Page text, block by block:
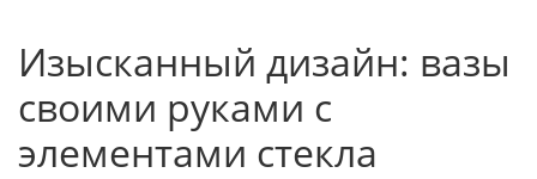
Изысканный дизайн: вазы
своими руками с
элементами стекла